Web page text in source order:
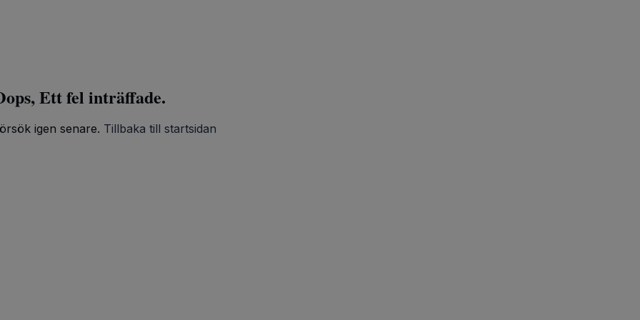
Ett fel inträffade.
igen senare. Tillbaka till startsidan